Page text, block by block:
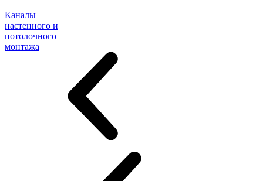
Каналы
настенного и
потолочного
монтажа